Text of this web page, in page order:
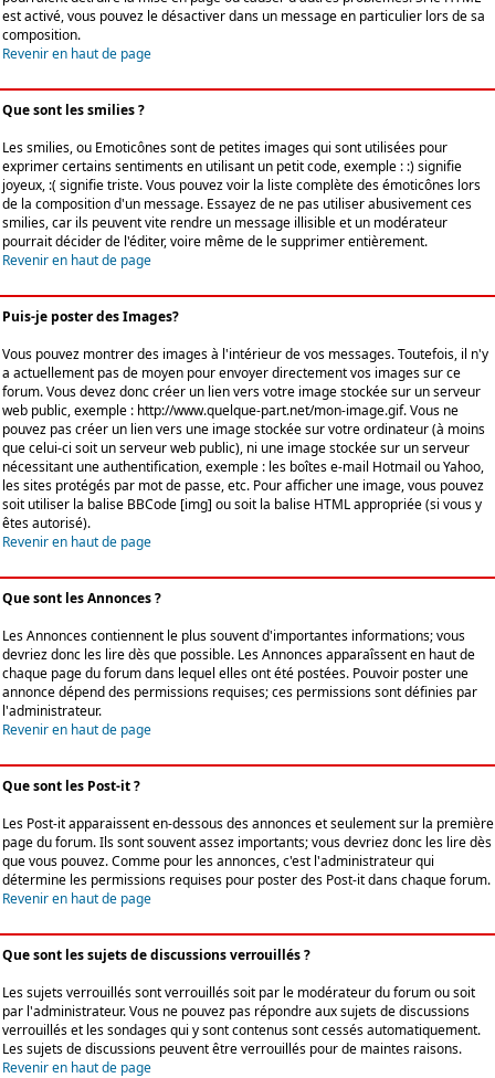
est activé, vous pouvez le désactiver dans un message en particulier lors de sa
composition.
Revenir en haut de page
Que sont les smilies ?
Les smilies, ou Emoticônes sont de petites images qui sont utilisées pour
exprimer certains sentiments en utilisant un petit code, exemple : :) signifie
joyeux, :( signifie triste. Vous pouvez voir la liste complète des émoticônes lors
de la composition d'un message. Essayez de ne pas utiliser abusivement ces
smilies, car ils peuvent vite rendre un message illisible et un modérateur
pourrait décider de l'éditer, voire même de le supprimer entièrement.
Revenir en haut de page
Puis-je poster des Images?
Vous pouvez montrer des images à l'intérieur de vos messages. Toutefois, il n'y
a actuellement pas de moyen pour envoyer directement vos images sur ce
forum. Vous devez donc créer un lien vers votre image stockée sur un serveur
web public, exemple : http://www.quelque-part.net/mon-image.gif. Vous ne
pouvez pas créer un lien vers une image stockée sur votre ordinateur (à moins
que celui-ci soit un serveur web public), ni une image stockée sur un serveur
nécessitant une authentification, exemple : les boîtes e-mail Hotmail ou Yahoo,
les sites protégés par mot de passe, etc. Pour afficher une image, vous pouvez
soit utiliser la balise BBCode [img] ou soit la balise HTML appropriée (si vous y
êtes autorisé).
Revenir en haut de page
Que sont les Annonces ?
Les Annonces contiennent le plus souvent d'importantes informations; vous
devriez donc les lire dès que possible. Les Annonces apparaîssent en haut de
chaque page du forum dans lequel elles ont été postées. Pouvoir poster une
annonce dépend des permissions requises; ces permissions sont définies par
l'administrateur.
Revenir en haut de page
Que sont les Post-it ?
Les Post-it apparaissent en-dessous des annonces et seulement sur la première
page du forum. Ils sont souvent assez importants; vous devriez donc les lire dès
que vous pouvez. Comme pour les annonces, c'est l'administrateur qui
détermine les permissions requises pour poster des Post-it dans chaque forum.
Revenir en haut de page
Que sont les sujets de discussions verrouillés ?
Les sujets verrouillés sont verrouillés soit par le modérateur du forum ou soit
par l'administrateur. Vous ne pouvez pas répondre aux sujets de discussions
verrouillés et les sondages qui y sont contenus sont cessés automatiquement.
Les sujets de discussions peuvent être verrouillés pour de maintes raisons.
Revenir en haut de page